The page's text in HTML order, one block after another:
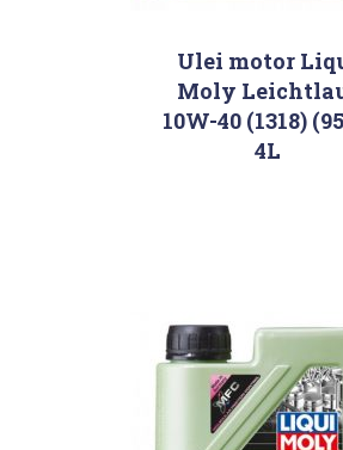
Ulei motor
Moly
10W-40 (1318)
4L